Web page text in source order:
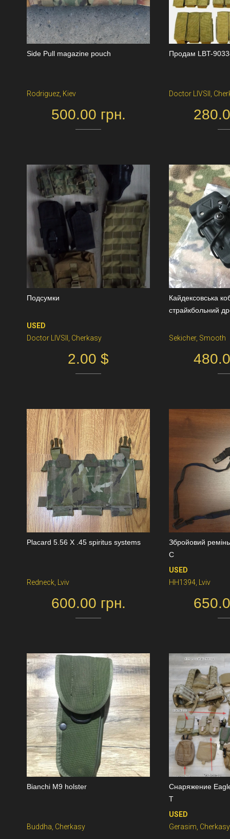
Side Pull magazine pouch
Rodriguez, Kiev
500.00 грн.
Продам LBT-
Doctor LIVSII,
Подсумки
USED
Doctor LIVSII, Cherkasy
2.00 $
Кайдексовська
страйкбольний
Sekicher, Smooth
Placard 5.56 X .45 spiritus systems
Redneck, Lviv
600.00 грн.
Збройовий
C
USED
HH1394, Lviv
Bianchi M9 holster
Buddha, Cherkasy
Снаряжение
T
USED
Gerasim, Cherkasy